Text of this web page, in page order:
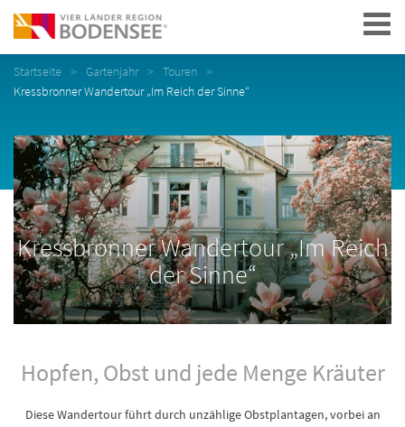
Navigation
Startseite Gartenjahr
Touren
Kressbronner Wandertour „Im Reich der Sinne“
Kressbronner Wandertour „Im Reich
der Sinne“
Hopfen, Obst und jede Menge Kräuter
Diese Wandertour führt durch unzählige Obstplantagen, vorbei an